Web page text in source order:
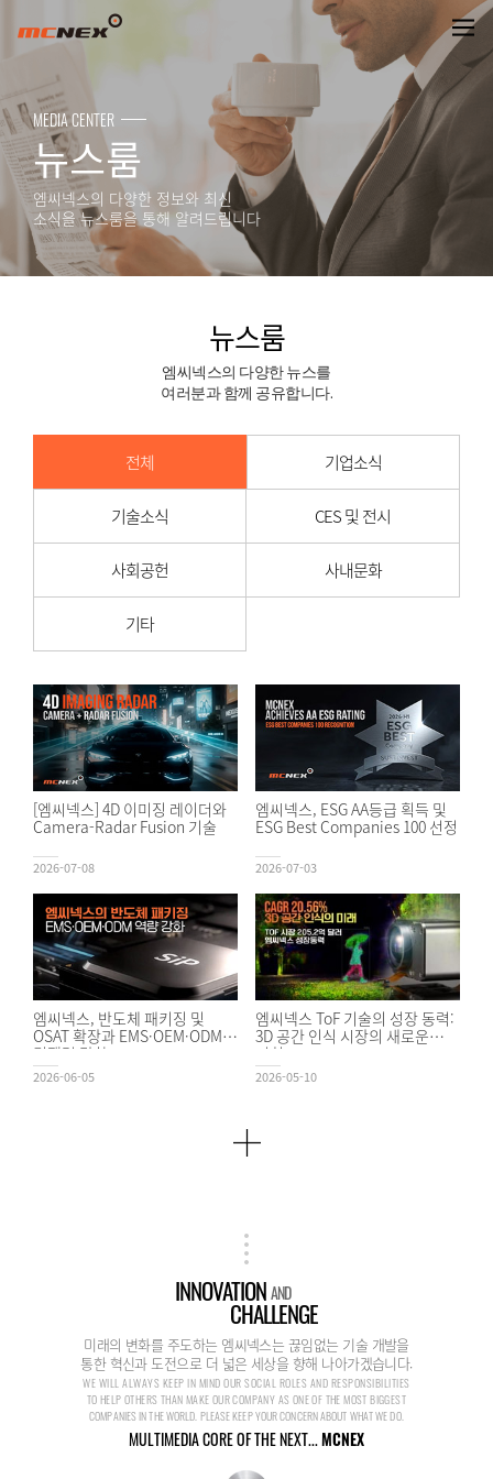
뉴스룸
MEDIA CENTER
뉴스룸
엠씨넥스의 다양한 정보와 최신
소식을 뉴스룸을 통해 알려드립니다
뉴스룸
엠씨넥스의 다양한 뉴스를
여러분과 함께 공유합니다.
전체 기업소식
기술소식 CES 및 전시
사회공헌 사내문화
기타
[엠씨넥스] 4D 이미징 레이더와
Camera-Radar Fusion 기술
2026-07-08
엠씨넥스, ESG AA등급 획득 및
ESG Best Companies 100 선정
2026-07-03
엠씨넥스, 반도체 패키징 및
OSAT 확장과 EMS·OEM·ODM
경쟁력 강화
2026-06-05
엠씨넥스 ToF 기술의 성장 동력:
3D 공간 인식 시장의 새로운
기회
2026-05-10
INNOVATIONAND
CHALLENGE
미래의 변화를 주도하는 엠씨넥스는 끊임없는 기술 개발을
통한 혁신과 도전으로 더 넓은 세상을 향해 나아가겠습니다.
WE WILL ALWAYS KEEP IN MIND OUR SOCIAL ROLES AND RESPONSIBILITIES
TO HELP OTHERS THAN MAKE OUR COMPANY AS ONE OF THE MOST BIGGEST
COMPANIES IN THE WORLD. PLEASE KEEP YOUR CONCERN ABOUT WHAT WE DO.
MULTIMEDIA CORE OF THE NEXT...MCNEX